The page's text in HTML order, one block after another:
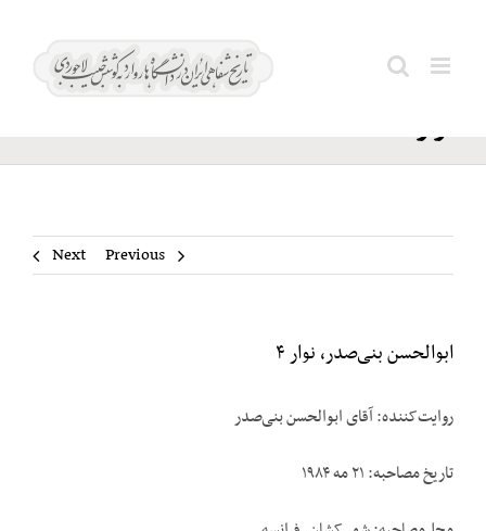
بنی‌صدر،
نوار ۴
Previous
Next
ابوالحسن بنی‌صدر، نوار ۴
روایت‌کننده: آقای ابوالحسن بنی‌صدر
تاریخ مصاحبه: ۲۱ مه ۱۹۸۴